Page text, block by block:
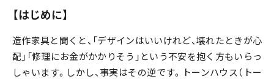
コラム
会社紹介
【はじめに】
造作家具と聞くと、「デザインはいいけれど、壊れたときが心
配」「修理にお金がかかりそう」という不安を抱く方もいらっ
しゃいます。しかし、事実はその逆です。トーンハウス（トー